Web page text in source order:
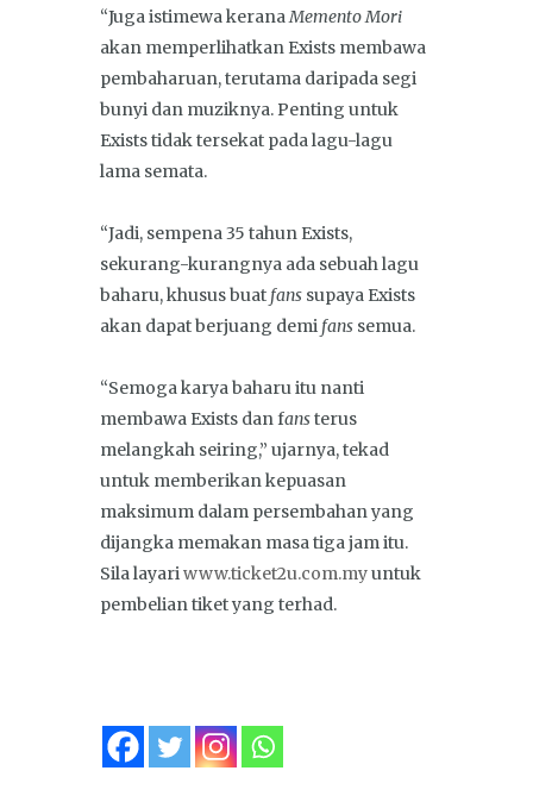
“Juga istimewa keranaMemento Mori
akan memperlihatkan Exists membawa
pembaharuan, terutama daripada segi
bunyi dan muziknya. Penting untuk
Exists tidak tersekat pada lagu-lagu
lama semata.
“Jadi, sempena 35 tahun Exists,
sekurang-kurangnya ada sebuah lagu
baharu, khusus buat fans supaya Exists
akan dapat berjuang demi fans semua.
“Semoga karya baharu itu nanti
membawa Exists dan fansterus
melangkah seiring,” ujarnya, tekad
untuk memberikan kepuasan
maksimum dalam persembahan yang
dijangka memakan masa tiga jam itu.
Sila layariwww.ticket2u.com.myuntuk
pembelian tiket yang terhad.